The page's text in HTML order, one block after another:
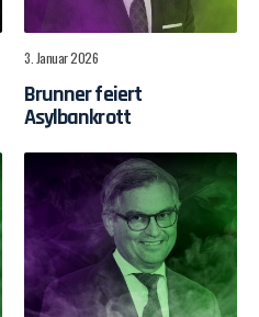
3. Januar 2026
Brunner feiert
Asylbankrott